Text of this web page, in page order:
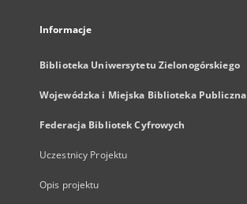
Informacje
Biblioteka Uniwersytetu Zielonogórskiego
Wojewódzka i Miejska Biblioteka Publiczna
Federacja Bibliotek Cyfrowych
Uczestnicy Projektu
Opis projektu